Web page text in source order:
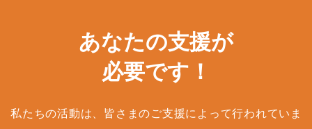
あなたの支援が
必要です！
私たちの活動は、皆さまのご支援によって行われていま